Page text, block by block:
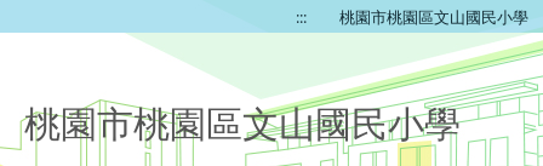
::: 桃園市桃園區文山國民小學
桃園市桃園區文山國民小學